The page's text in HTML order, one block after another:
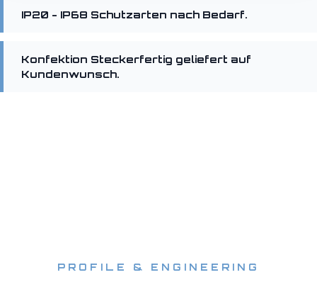
IP20 - IP68 Schutzarten nach Bedarf.
Konfektion Steckerfertig geliefert auf
Kundenwunsch.
PROFILE & ENGINEERING